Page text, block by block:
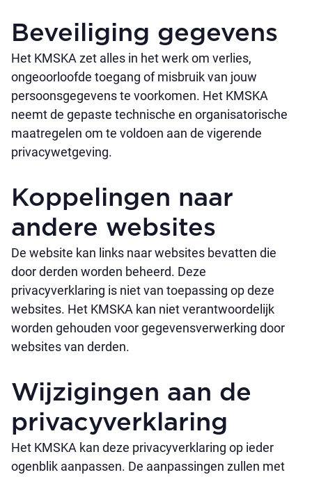
Beveiliging gegevens
Het KMSKA zet alles in het werk om verlies,
ongeoorloofde toegang of misbruik van jouw
persoonsgegevens te voorkomen. Het KMSKA
neemt de gepaste technische en organisatorische
maatregelen om te voldoen aan de vigerende
privacywetgeving.
Koppelingen naar
andere websites
De website kan links naar websites bevatten die
door derden worden beheerd. Deze
privacyverklaring is niet van toepassing op deze
websites. Het KMSKA kan niet verantwoordelijk
worden gehouden voor gegevensverwerking door
websites van derden.
Wijzigingen aan de
privacyverklaring
Het KMSKA kan deze privacyverklaring op ieder
ogenblik aanpassen. De aanpassingen zullen met